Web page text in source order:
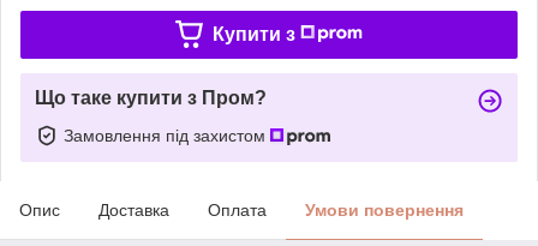
Купити з
Що таке купити з Пром?
Замовлення під захистом
Опис Доставка Оплата Умови повернення